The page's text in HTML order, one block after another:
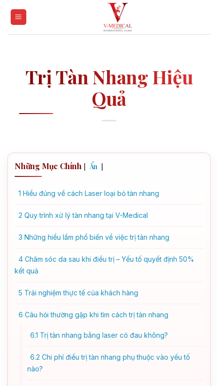
Trị Tàn Nhang Hiệu
Quả
Những Mục Chính [ Ẩn ]
1 Hiểu đúng về cách Laser loại bỏ tàn nhang
2 Quy trình xử lý tàn nhang tại V-Medical
3 Những hiểu lầm phổ biến về việc trị tàn nhang
4 Chăm sóc da sau khi điều trị – Yếu tố quyết định 50%
kết quả
5 Trải nghiệm thực tế của khách hàng
6 Câu hỏi thường gặp khi tìm cách trị tàn nhang
6.1 Trị tàn nhang bằng laser có đau không?
6.2 Chi phí điều trị tàn nhang phụ thuộc vào yếu tố
nào?